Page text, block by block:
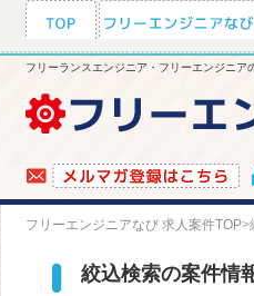
フリーランスエンジニア・フリーエンジニ
フリーエンジニアなび 求人案件TOP>
絞込検索の案件情